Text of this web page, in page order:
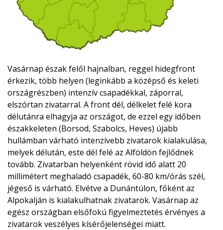
Vasárnap észak felől hajnalban, reggel hidegfront
érkezik, több helyen (leginkább a középső és keleti
országrészben) intenzív csapadékkal, záporral,
elszórtan zivatarral. A front dél, délkelet felé kora
délutánra elhagyja az országot, de ezzel egy időben
északkeleten (Borsod, Szabolcs, Heves) újabb
hullámban várható intenzívebb zivatarok kialakulása,
melyek délután, este dél felé az Alföldön fejlődnek
tovább. Zivatarban helyenként rövid idő alatt 20
millimétert meghaladó csapadék, 60-80 km/órás szél,
jégeső is várható. Elvétve a Dunántúlon, főként az
Alpokalján is kialakulhatnak zivatarok. Vasárnap az
egész országban elsőfokú figyelmeztetés érvényes a
zivatarok veszélyes kísérőjelenségei miatt.